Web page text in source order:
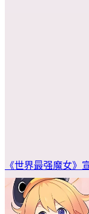
《世界最强魔女》